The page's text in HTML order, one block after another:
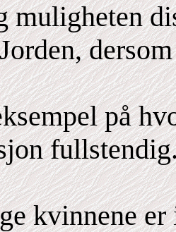
muligheten
på
kvinnene